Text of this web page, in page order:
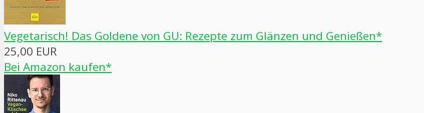
Vegetarisch! Das Goldene von GU: Rezepte zum Glänzen und Genießen*
25,00 EUR
Bei Amazon kaufen*